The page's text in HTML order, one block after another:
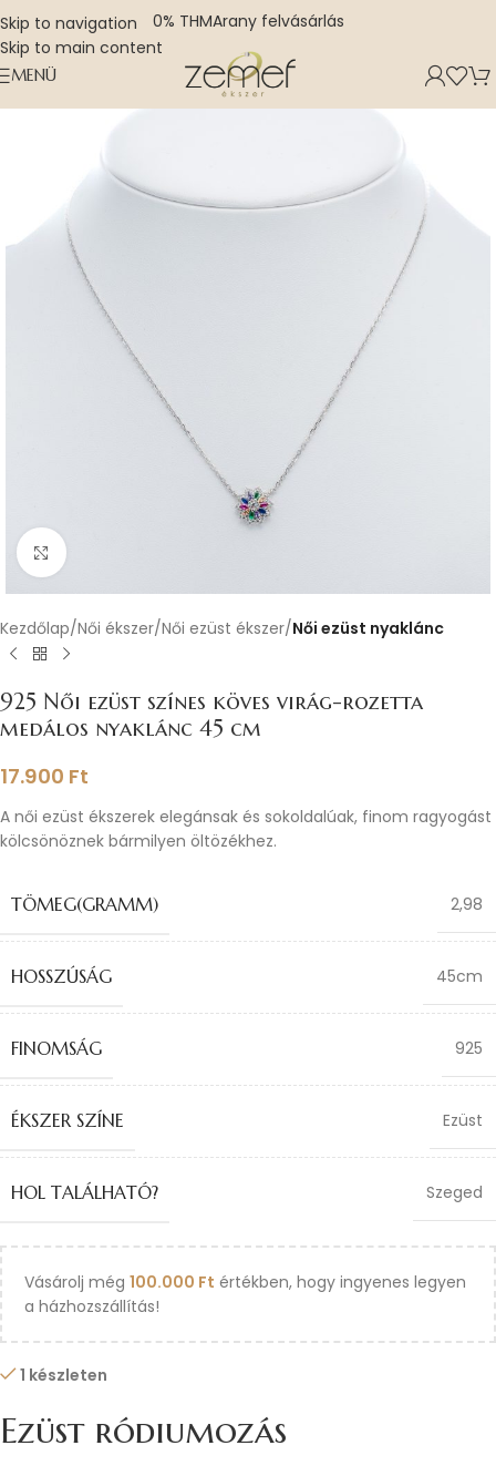
Skip to navigation
Skip to main content
0% THMArany felvásárlás
MENÜ
Nagyításhoz kattints ide
Kezdőlap Női ékszer Női ezüst ékszer Női ezüst nyaklánc
925 Női ezüst színes köves virág-rozetta
medálos nyaklánc 45 cm
17.900 Ft
A női ezüst ékszerek elegánsak és sokoldalúak, finom ragyogást
kölcsönöznek bármilyen öltözékhez.
TÖMEG(GRAMM) 2,98
HOSSZÚSÁG 45cm
FINOMSÁG 925
ÉKSZER SZÍNE Ezüst
HOL TALÁLHATÓ? Szeged
Vásárolj még 100.000 Ft értékben, hogy ingyenes legyen
a házhozszállítás!
1 készleten
Ezüst ródiumozás